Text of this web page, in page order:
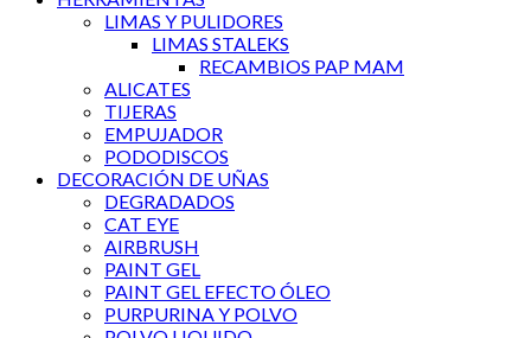
LIMAS Y PULIDORES
LIMAS STALEKS
RECAMBIOS PAP MAM
ALICATES
TIJERAS
EMPUJADOR
PODODISCOS
DECORACIÓN DE UÑAS
DEGRADADOS
CAT EYE
AIRBRUSH
PAINT GEL
PAINT GEL EFECTO ÓLEO
PURPURINA Y POLVO